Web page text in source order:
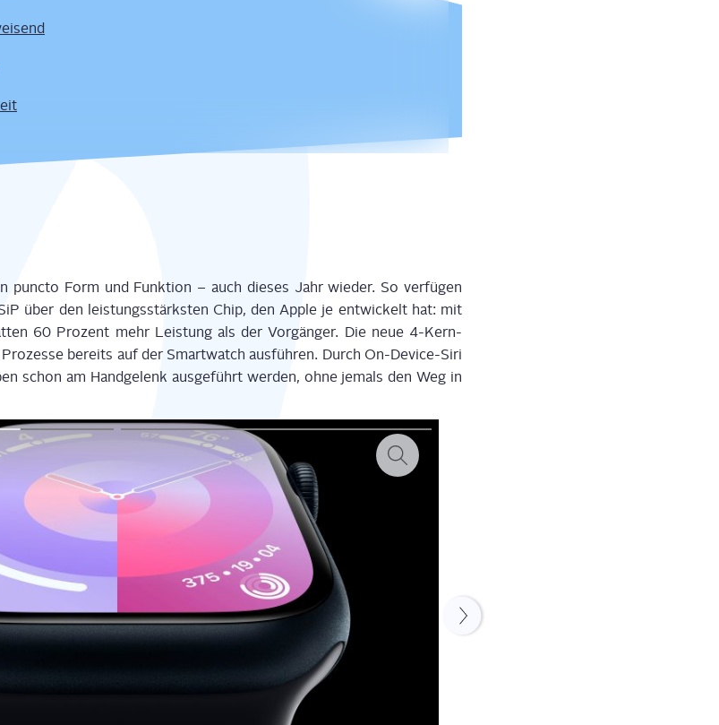
punc­to Form und Funk­ti­on – auch die­ses Jahr wie­der. So ver­fü­gen
über den leis­tungs­stärks­ten Chip, den Apple je ent­wi­ckelt hat: mit
60 Pro­zent mehr Leis­tung als der Vor­gän­ger. Die neue 4-Kern-
Pro­zes­se bereits auf der Smart­watch aus­füh­ren. Durch On-Device-Siri
schon am Hand­ge­lenk aus­ge­führt wer­den, ohne jemals den Weg in